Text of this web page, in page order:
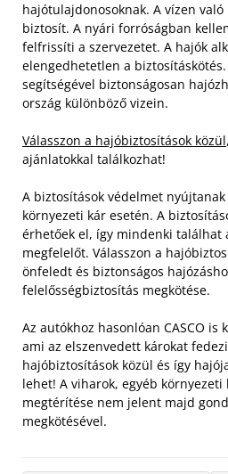
hajótulajdonosoknak. A vízen
biztosít. A nyári forróságban
felfrissíti a szervezetet. A hajók
elengedhetetlen a
segítségével biztonságosan
ország különböző vizein.
Válasszon a hajóbiztosítások közül
ajánlatokkal találkozhat!
A biztosítások védelmet
környezeti kár esetén. A
érhetőek el, így mindenki találhat
megfelelőt. Válasszon a
önfeledt és biztonságos
felelősségbiztosítás megkötése.
Az autókhoz hasonlóan CASCO
ami az elszenvedett károkat
hajóbiztosítások közül és így
lehet! A viharok, egyéb környezeti
megtérítése nem jelent majd
megkötésével.